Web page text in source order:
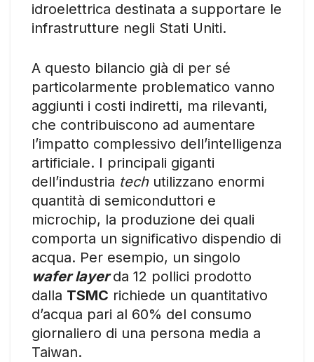
idroelettrica destinata a supportare le
infrastrutture negli Stati Uniti.
A questo bilancio già di per sé
particolarmente problematico vanno
aggiunti i costi indiretti, ma rilevanti,
che contribuiscono ad aumentare
l’impatto complessivo dell’intelligenza
artificiale. I principali giganti
dell’industria techutilizzano enormi
quantità di semiconduttori e
microchip, la produzione dei quali
comporta un significativo dispendio di
acqua. Per esempio, un singolo
wafer layerda 12 pollici prodotto
dalla TSMC richiede un quantitativo
d’acqua pari al 60% del consumo
giornaliero di una persona media a
Taiwan.